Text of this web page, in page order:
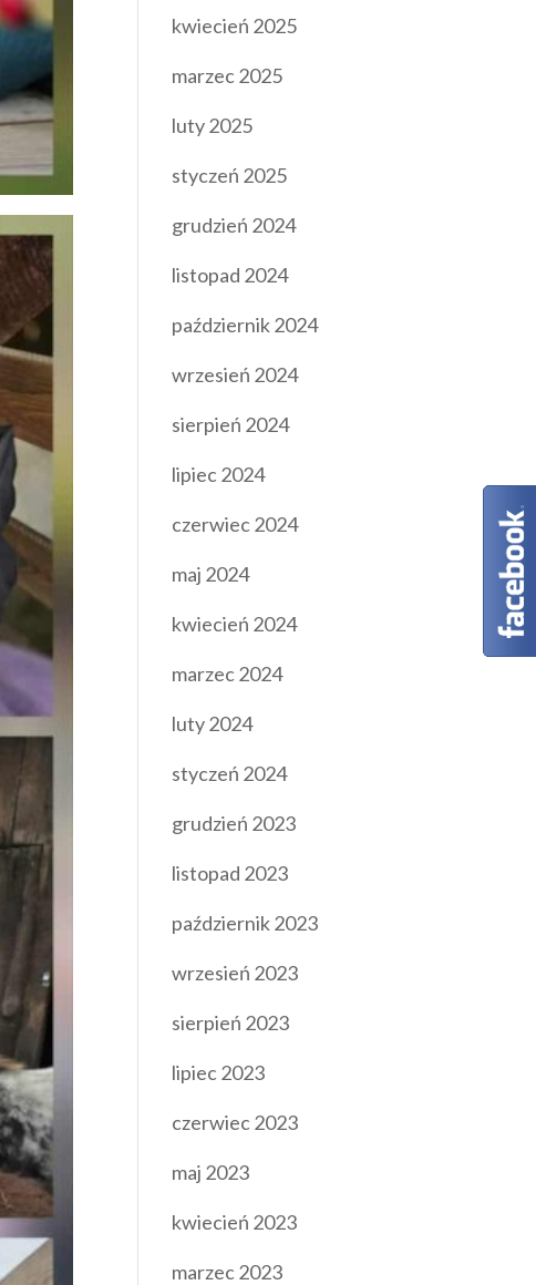
kwiecień 2025
marzec 2025
luty 2025
styczeń 2025
grudzień 2024
listopad 2024
październik 2024
wrzesień 2024
sierpień 2024
lipiec 2024
czerwiec 2024
maj 2024
kwiecień 2024
marzec 2024
luty 2024
styczeń 2024
grudzień 2023
listopad 2023
październik 2023
wrzesień 2023
sierpień 2023
lipiec 2023
czerwiec 2023
maj 2023
kwiecień 2023
marzec 2023